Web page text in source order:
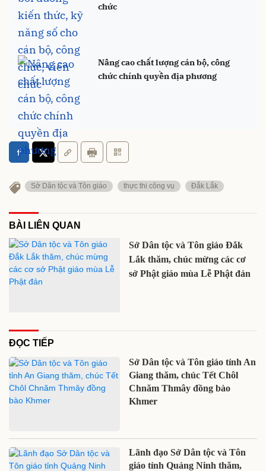
chức
Nâng cao chất lượng cán bộ, công
chức chính quyền địa phương
Sở Dân tộc và Tôn giáo thực thi công vụ Đắk Lắk
BÀI LIÊN QUAN
Sở Dân tộc và Tôn giáo Đắk
Lắk thăm, chúc mừng các cơ
sở Phật giáo mùa Lễ Phật đản
ĐỌC TIẾP
Sở Dân tộc và Tôn giáo tỉnh An
Giang thăm, chúc Tết Chôl
Chnăm Thmây đồng bào
Khmer
Lãnh đạo Sở Dân tộc và Tôn
giáo tỉnh Quảng Ninh thăm,